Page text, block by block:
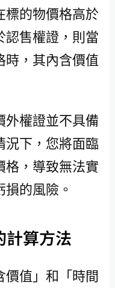
標的物價格高於
認售權證，則當
時，其內含價值
外權證並不具備
況下，您將面臨
格，導致無法實
的風險。
計算方法
價值」和「時間